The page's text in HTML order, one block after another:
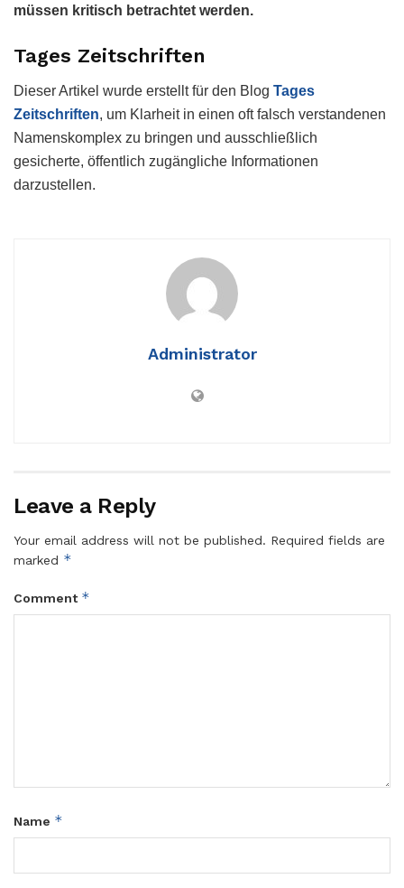
müssen kritisch betrachtet werden.
Tages Zeitschriften
Dieser Artikel wurde erstellt für den Blog Tages
Zeitschriften, um Klarheit in einen oft falsch verstandenen
Namenskomplex zu bringen und ausschließlich
gesicherte, öffentlich zugängliche Informationen
darzustellen.
Administrator
Leave a Reply
Your email address will not be published. Required fields are
marked *
Comment *
Name *